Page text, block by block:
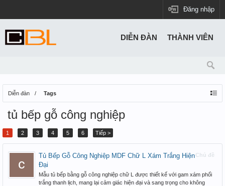
Đăng nhập
Diễn đàn Tags
tủ bếp gỗ công nghiệp
1 2 3 4 5 6 Tiếp >
Chủ đề
Tủ Bếp Gỗ Công Nghiệp MDF Chữ L Xám Trắng Hiện
Đại
Mẫu tủ bếp bằng gỗ công nghiệp chữ L được thiết kế với gam xám phối
trắng thanh lịch, mang lại cảm giác hiện đại và sang trọng cho không
DIỄN ĐÀN THÀNH VIÊN